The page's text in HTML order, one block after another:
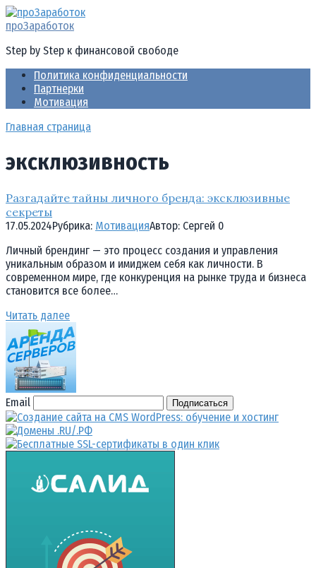
Перейти
к
проЗаработок
Step by Step к финансовой свободе
Политика конфиденциальности
Партнерки
Мотивация
Главная страница
эксклюзивность
Разгадайте тайны личного бренда: эксклюзивные
секреты
17.05.2024Рубрика: МотивацияАвтор: Cергей 0
Личный брендинг — это процесс создания и управления
уникальным образом и имиджем себя как личности. В
современном мире, где конкуренция на рынке труда и бизнеса
становится все более…
Читать далее
Email Подписаться